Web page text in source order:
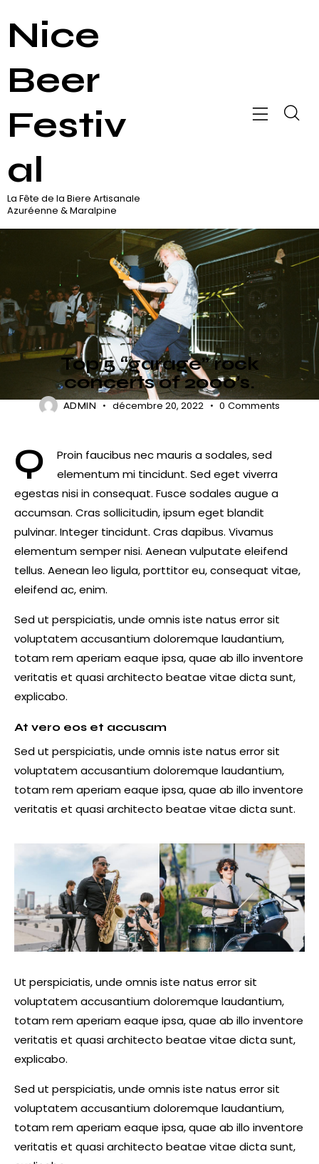
Nice
Beer
Festiv
al
La Fête de la Biere Artisanale
Azuréenne & Maralpine
ROCKING
Top 5 “garage” rock
concerts of 2000’s.
ADMIN décembre 20, 2022 0 Comments
Q
Proin faucibus nec mauris a sodales, sed
elementum mi tincidunt. Sed eget viverra
egestas nisi in consequat. Fusce sodales augue a
accumsan. Cras sollicitudin, ipsum eget blandit
pulvinar. Integer tincidunt. Cras dapibus. Vivamus
elementum semper nisi. Aenean vulputate eleifend
tellus. Aenean leo ligula, porttitor eu, consequat vitae,
eleifend ac, enim.
Sed ut perspiciatis, unde omnis iste natus error sit
voluptatem accusantium doloremque laudantium,
totam rem aperiam eaque ipsa, quae ab illo inventore
veritatis et quasi architecto beatae vitae dicta sunt,
explicabo.
At vero eos et accusam
Sed ut perspiciatis, unde omnis iste natus error sit
voluptatem accusantium doloremque laudantium,
totam rem aperiam eaque ipsa, quae ab illo inventore
veritatis et quasi architecto beatae vitae dicta sunt.
Ut perspiciatis, unde omnis iste natus error sit
voluptatem accusantium doloremque laudantium,
totam rem aperiam eaque ipsa, quae ab illo inventore
veritatis et quasi architecto beatae vitae dicta sunt,
explicabo.
Sed ut perspiciatis, unde omnis iste natus error sit
voluptatem accusantium doloremque laudantium,
totam rem aperiam eaque ipsa, quae ab illo inventore
veritatis et quasi architecto beatae vitae dicta sunt,